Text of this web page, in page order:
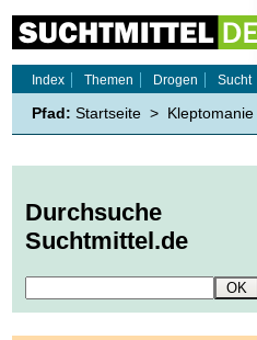
Index
Themen Drogen Sucht
Pfad: Startseite >
Durchsuche
Suchtmittel.de